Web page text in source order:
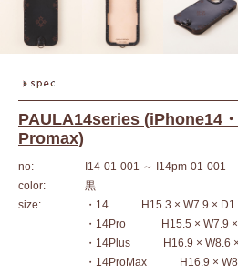
PAULA14series (iPhone14
Promax)
no: I14-01-001 ～ I14pm-01-001
color:
黒
size:
・14 H15.3 × W7.9 ×
・14Pro H15.5 × W7.9 ×
・14Plus H16.9 × W8.6 ×
・14ProMax H16.9 ×